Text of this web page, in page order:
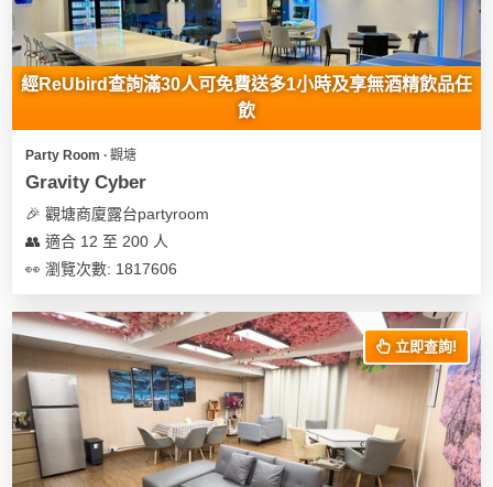
Room
到
會
特
色
蛋
糕
花
束
及
花
藝
禮
品
動
類
型
Party
朋
友
聚
會
慶
祝
生
日
拍
動
攻
略
活
動
攻
略
員
計
劃
會
員
社
經ReUbird查詢滿30人可免費送多1小時及享無酒精飲品任
飲
Party Room ∙ 觀塘
Gravity Cyber
🎉 觀塘商廈露台partyroom
👥 適合 12 至 200 人
👀 瀏覽次數: 1817606
立即查詢!